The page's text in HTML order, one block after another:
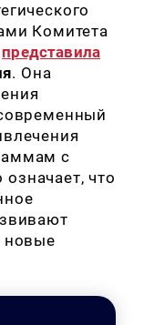
Комитета
представила
. Она
с
что
новые